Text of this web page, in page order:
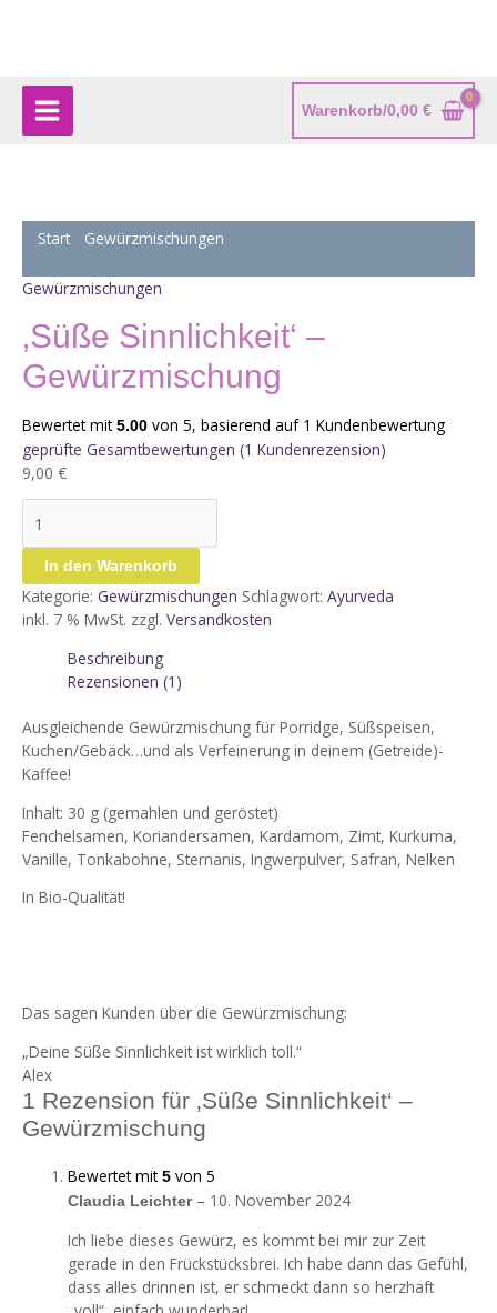
Warenkorb/0,00€
Start/ Gewürzmischungen
Gewürzmischungen
‚Süße Sinnlichkeit‘ –
Gewürzmischung
Bewertet mit 5.00 von 5, basierend auf 1 Kundenbewertung
geprüfte Gesamtbewertungen (1 Kundenrezension)
9,00 €
Gewürzmischung
Menge
In den Warenkorb
Kategorie: Gewürzmischungen Schlagwort: Ayurveda
inkl. 7 % MwSt. zzgl. Versandkosten
Beschreibung
Rezensionen (1)
Ausgleichende Gewürzmischung für Porridge, Süßspeisen,
Kuchen/Gebäck…und als Verfeinerung in deinem (Getreide)-
Kaffee!
Inhalt: 30 g (gemahlen und geröstet)
Fenchelsamen, Koriandersamen, Kardamom, Zimt, Kurkuma,
Vanille, Tonkabohne, Sternanis, Ingwerpulver, Safran, Nelken
In Bio-Qualität!
Das sagen Kunden über die Gewürzmischung:
„Deine Süße Sinnlichkeit ist wirklich toll.“
Alex
1 Rezension für ‚Süße Sinnlichkeit‘ –
Gewürzmischung
Bewertet mit5 von 5
Claudia Leichter – 10. November 2024
Ich liebe dieses Gewürz, es kommt bei mir zur Zeit
gerade in den Frückstücksbrei. Ich habe dann das Gefühl,
dass alles drinnen ist, er schmeckt dann so herzhaft